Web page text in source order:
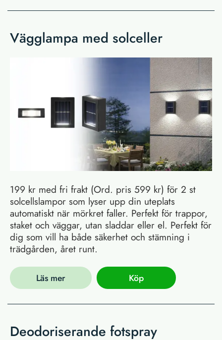
Vägglampa med solceller
199 kr med fri frakt (Ord. pris 599 kr) för 2 st
solcellslampor som lyser upp din uteplats
automatiskt när mörkret faller. Perfekt för trappor,
staket och väggar, utan sladdar eller el. Perfekt för
dig som vill ha både säkerhet och stämning i
trädgården, året runt.
Läs mer Köp
Deodoriserande fotspray